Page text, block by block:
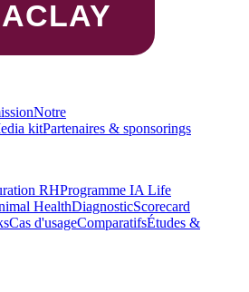
Notre
kitPartenaires & sponsorings
RHProgramme IA Life
HealthDiagnosticScorecard
Cas d'usageComparatifsÉtudes &